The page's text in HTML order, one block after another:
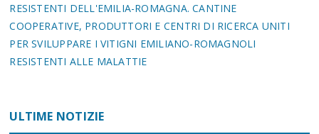
RESISTENTI DELL'EMILIA-ROMAGNA. CANTINE
COOPERATIVE, PRODUTTORI E CENTRI DI RICERCA UNITI
PER SVILUPPARE I VITIGNI EMILIANO-ROMAGNOLI
RESISTENTI ALLE MALATTIE
ULTIME NOTIZIE